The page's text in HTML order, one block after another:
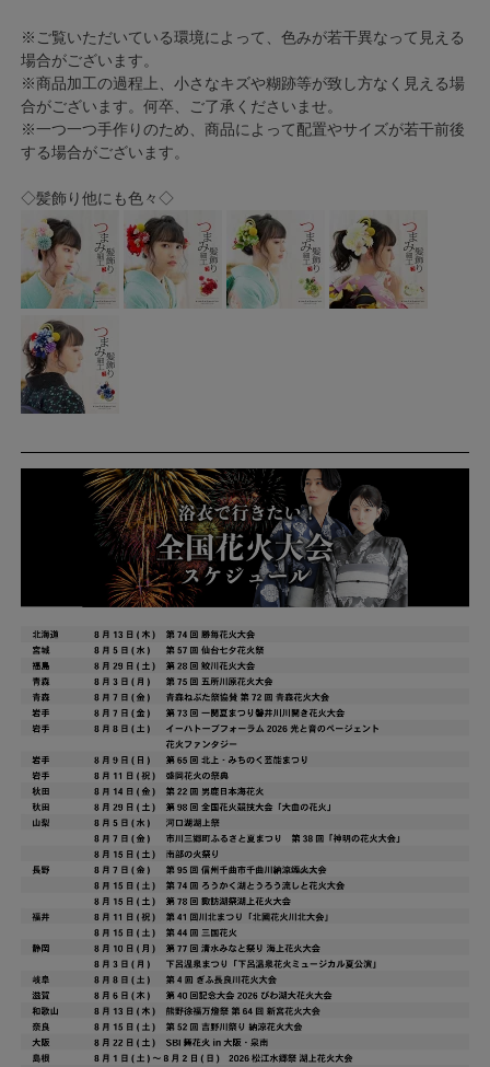
※ご覧いただいている環境によって、色みが若干異なって見える
場合がございます。
※商品加工の過程上、小さなキズや糊跡等が致し方なく見える場
合がございます。何卒、ご了承くださいませ。
※一つ一つ手作りのため、商品によって配置やサイズが若干前後
する場合がございます。
◇髪飾り他にも色々◇